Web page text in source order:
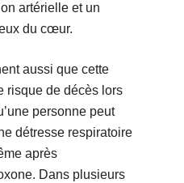
artérielle et un
du cœur.
aussi que cette
risque de décès lors
personne peut
détresse respiratoire
après
Dans plusieurs